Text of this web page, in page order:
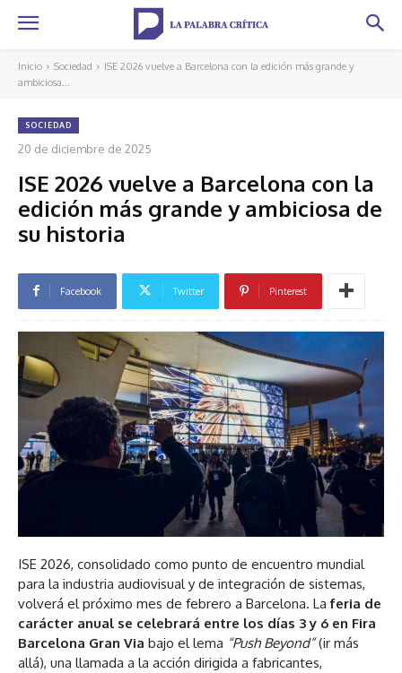
Inicio Sociedad
ISE 2026 vuelve a Barcelona con la edición más grande y
ambiciosa...
SOCIEDAD
20 de diciembre de 2025
ISE 2026 vuelve a Barcelona con la
edición más grande y ambiciosa de
su historia
Facebook Twitter Pinterest
ISE 2026, consolidado como punto de encuentro mundial
para la industria audiovisual y de integración de sistemas,
volverá el próximo mes de febrero a Barcelona. Laferia de
carácter anual se celebrará entre los días 3 y 6 en Fira
Barcelona Gran Via bajo el lema “Push Beyond”(ir más
allá), una llamada a la acción dirigida a fabricantes,